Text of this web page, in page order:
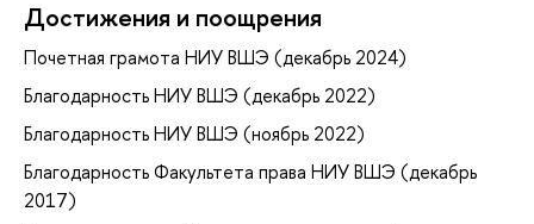
Достижения и поощрения
Почетная грамота НИУ ВШЭ (декабрь 2024)
Благодарность НИУ ВШЭ (декабрь 2022)
Благодарность НИУ ВШЭ (ноябрь 2022)
Благодарность Факультета права НИУ ВШЭ (декабрь
2017)